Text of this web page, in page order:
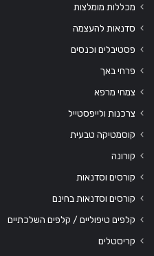
מכללות מומלצות
סדנאות להעצמה
פסטיבלים וכנסים
פרחי באך
צמחי מרפא
צרכנות ולייפסטייל
קוסמטיקה טבעית
קורונה
קורסים וסדנאות
קורסים וסדנאות בחינם
קלפים טיפוליים / קלפים השלכתיים
קריסטלים